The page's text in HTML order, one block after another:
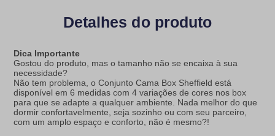
Detalhes do produto
Dica Importante
Gostou do produto, mas o tamanho não se encaixa à sua
necessidade?
Não tem problema, o Conjunto Cama Box Sheffield está
disponível em 6 medidas com 4 variações de cores nos box
para que se adapte a qualquer ambiente. Nada melhor do que
dormir confortavelmente, seja sozinho ou com seu parceiro,
com um amplo espaço e conforto, não é mesmo?!